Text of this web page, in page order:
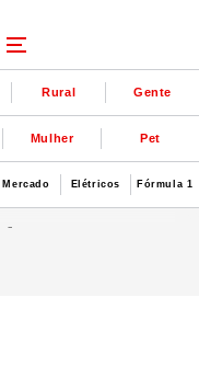
Rural Gente
Mulher Pet
Mercado Elétricos Fórmula 1